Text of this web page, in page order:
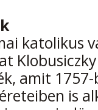
katolikus
amit
is